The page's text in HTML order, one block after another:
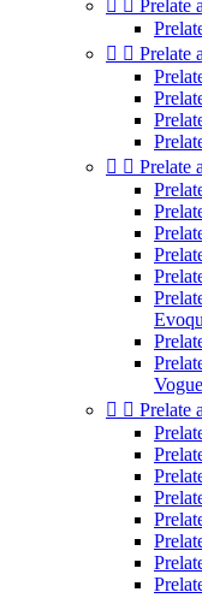
 
  Prelate
  Prelate
Vogue
  Prelate